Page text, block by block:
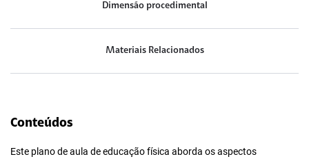
Dimensão procedimental
Materiais Relacionados
Conteúdos
Este plano de aula de educação física aborda os aspectos